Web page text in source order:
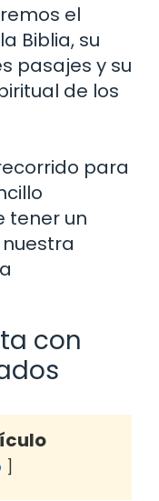
el
Biblia, su
pasajes y su
de los
para
tener un
con